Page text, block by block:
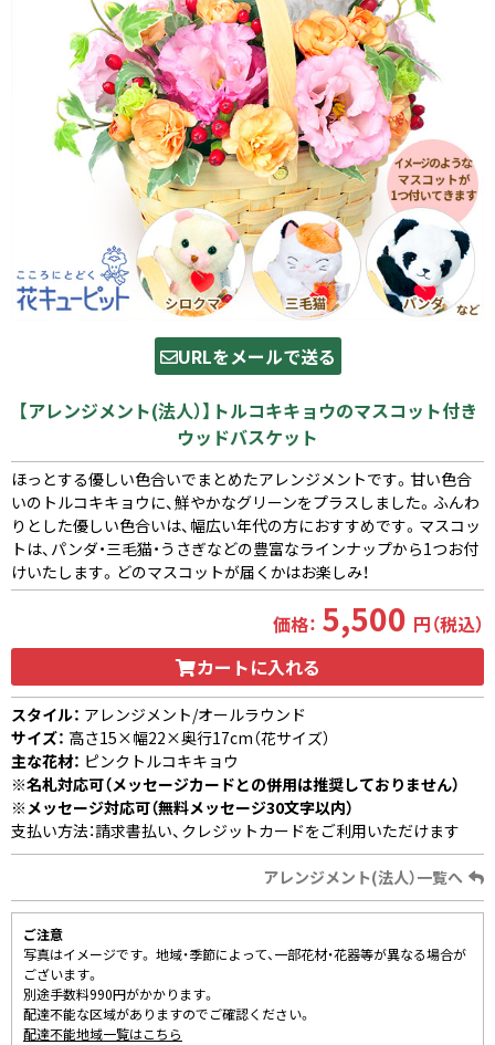
URLをメールで送る
【アレンジメント(法人）】トルコキキョウのマスコット付き
ウッドバスケット
ほっとする優しい色合いでまとめたアレンジメントです。甘い色合
いのトルコキキョウに、鮮やかなグリーンをプラスしました。ふんわ
りとした優しい色合いは、幅広い年代の方におすすめです。マスコッ
トは、パンダ・三毛猫・うさぎなどの豊富なラインナップから1つお付
けいたします。どのマスコットが届くかはお楽しみ！
価格： 5,500 円（税込）
カートに入れる
スタイル： アレンジメント/オールラウンド
サイズ： 高さ15×幅22×奥行17cm（花サイズ）
主な花材： ピンクトルコキキョウ
※名札対応可（メッセージカードとの併用は推奨しておりません）
※メッセージ対応可（無料メッセージ30文字以内）
支払い方法：請求書払い、クレジットカードをご利用いただけます
アレンジメント(法人）一覧へ
ご注意
写真はイメージです。 地域・季節によって、一部花材・花器等が異なる場合が
ございます。
別途手数料990円がかかります。
配達不能な区域がありますのでご確認ください。
配達不能地域一覧はこちら